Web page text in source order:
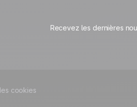
Recevez les dernières
cookies